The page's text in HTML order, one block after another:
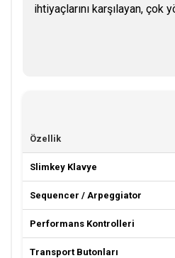
ihtiyaçlarını karşılayan, çok
Özellik
Slimkey Klavye
Sequencer / Arpeggiator
Performans Kontrolleri
Transport Butonları